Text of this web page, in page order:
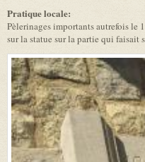
Pratique locale:
Pèlerinages importants autrefois le
sur la statue sur la partie qui